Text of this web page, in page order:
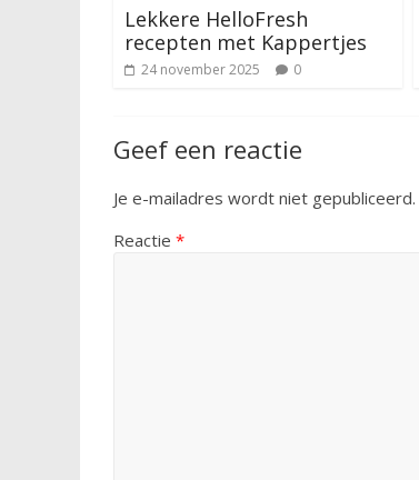
Lekkere HelloFresh
recepten met Kappertjes
24 november 2025 0
Geef een reactie
Je e-mailadres wordt niet gepubliceerd.
Reactie *